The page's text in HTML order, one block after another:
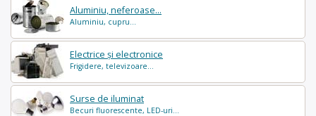
Aluminiu, neferoase...
Aluminiu, cupru...
Electrice și electronice
Frigidere, televizoare...
Surse de iluminat
Becuri fluorescente, LED-uri...